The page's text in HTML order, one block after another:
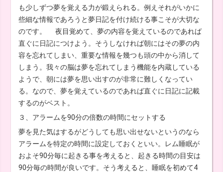
も少しずつ夢を覚える力が鍛えられる。例えそれがいかに
些細な情報であろうと夢日記を付け続ける事こそが大切な
のです。 夜目覚めて、夢の内容を覚えているのであれば
直ぐに日記につけよう。そうしなければ朝にはその夢の内
容を忘れてしまい、重要な情報を幾つも頭の中から消して
しまう。我々の脳は夢を忘れてしまう機能を内蔵している
ようで、朝には夢を思い出すのが非常に難しくなってい
る。なので、夢を覚えているのであれば直ぐに日記に記載
するのがベスト。
３、アラームを90分の倍数の時間にセットする
夢を見た気はするがどうしても思い出せないというのなら
アラームを特定の時間に設定しておくといい。レム睡眠が
およそ90分毎に起きる事を考えると、起きる時間の目安は
90分毎の時間が良いです。そう考えると、睡眠を初めて4